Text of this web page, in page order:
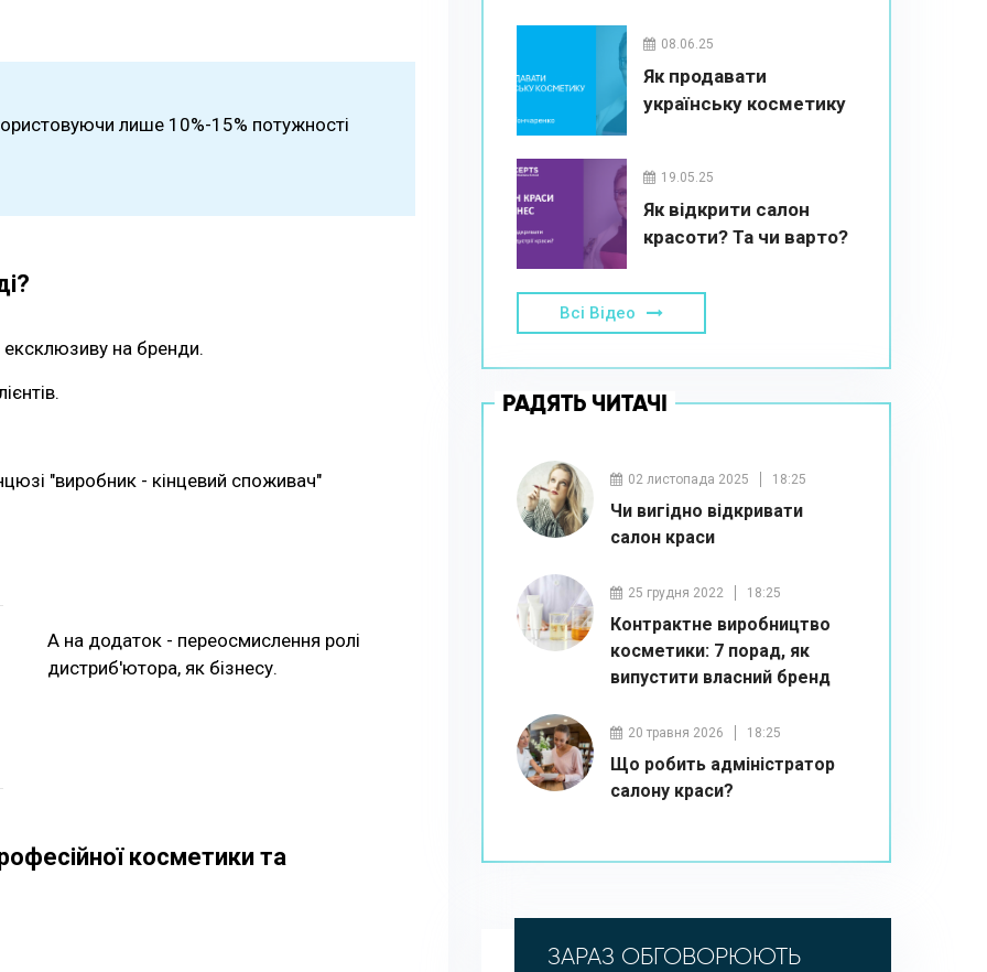
лише 10%-15% потужності
на бренди.
"виробник - кінцевий споживач"
А на додаток - переосмислення ролі
дистриб'ютора, як бізнесу.
косметики та
08.06.25
Як продавати
українську косметику
19.05.25
Як відкрити салон
красоти? Та чи варто?
Всі Відео
РАДЯТЬ ЧИТАЧІ
02 листопада 2025 18:25
Чи вигідно відкривати
салон краси
25 грудня 2022 18:25
Контрактне виробництво
косметики: 7 порад, як
випустити власний бренд
20 травня 2026 18:25
Що робить адміністратор
салону краси?
ЗАРАЗ ОБГОВОРЮЮТЬ